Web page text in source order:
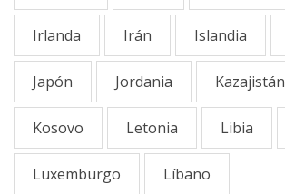
Irlanda Irán Islandia
Japón Jordania Kazajistán
Kosovo Letonia Libia
Luxemburgo Líbano